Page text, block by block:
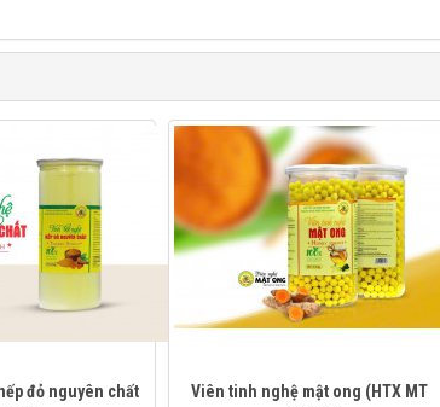
đỏ nguyên chất
Viên tinh nghệ mật ong (HTX MT